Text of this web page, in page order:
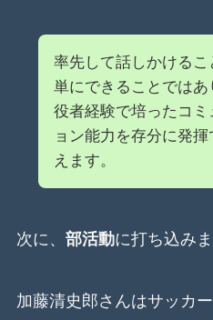
率先して話しかけるこ
単にできることではあ
役者経験で培ったコミ
ョン能力を存分に発
えます。
次に、 部活動に打ち込みま
加藤清史郎さんはサッカ